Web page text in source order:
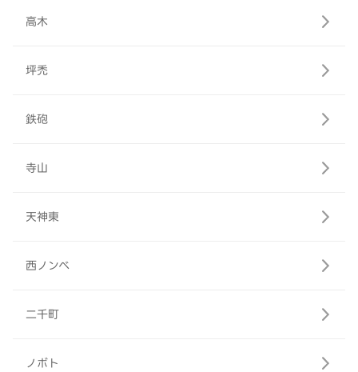
高木
坪禿
鉄砲
寺山
天神東
西ノンベ
二千町
ノボト